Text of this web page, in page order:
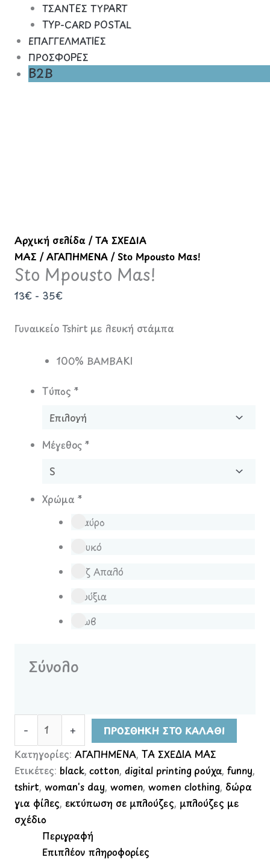
ΤΣΑΝΤΕΣ TYPART
TYP-CARD POSTAL
ΕΠΑΓΓΕΛΜΑΤΙΕΣ
ΠΡΟΣΦΟΡΕΣ
B2B
Αρχική σελίδα/ΤΑ ΣΧΕΔΙΑ
ΜΑΣ /ΑΓΑΠΗΜΕΝΑ/ Sto Mpousto Mas!
Sto Mpousto Mas!
13€ - 35€
Γυναικείο Tshirt με λευκή στάμπα
100% ΒΑΜΒΑΚΙ
Τύπος *
Μέγεθος *
Χρώμα *
Μαύρο
Λευκό
Ροζ Απαλό
Φούξια
Μωβ
Σύνολο
- +
ΠΡΟΣΘΉΚΗ ΣΤΟ ΚΑΛΆΘΙ
Κατηγορίες: ΑΓΑΠΗΜΕΝΑ, ΤΑ ΣΧΕΔΙΑ ΜΑΣ
Ετικέτες: black, cotton, digital printing ρούχα, funny,
tshirt, woman's day, women, women clothing, δώρα
για φίλες, εκτύπωση σε μπλούζες, μπλούζες με
σχέδιο
Περιγραφή
Επιπλέον πληροφορίες